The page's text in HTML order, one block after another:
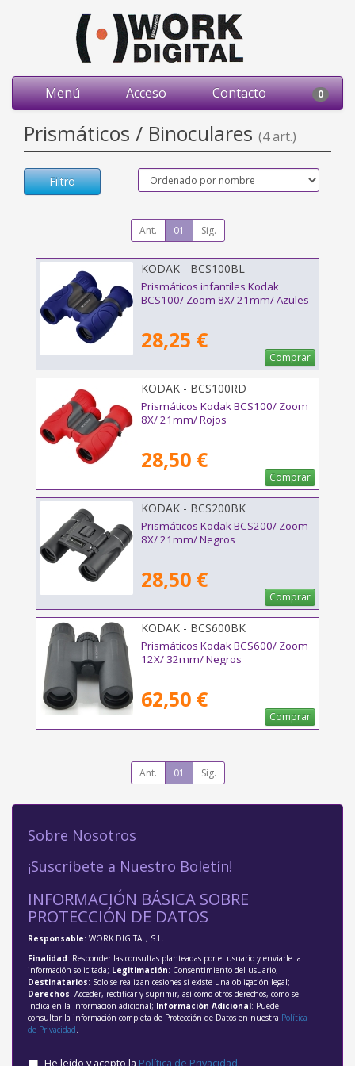
Menú Acceso Contacto 0
Prismáticos / Binoculares (4 art.)
Filtro
Ant. 01 Sig.
KODAK - BCS100BL
Prismáticos infantiles Kodak
BCS100/ Zoom 8X/ 21mm/ Azules
28,25 €
Comprar
KODAK - BCS100RD
Prismáticos Kodak BCS100/ Zoom
8X/ 21mm/ Rojos
28,50 €
Comprar
KODAK - BCS200BK
Prismáticos Kodak BCS200/ Zoom
8X/ 21mm/ Negros
28,50 €
Comprar
KODAK - BCS600BK
Prismáticos Kodak BCS600/ Zoom
12X/ 32mm/ Negros
62,50 €
Comprar
Ant. 01 Sig.
Sobre Nosotros
¡Suscríbete a Nuestro Boletín!
INFORMACIÓN BÁSICA SOBRE
PROTECCIÓN DE DATOS
Responsable: WORK DIGITAL, S.L.
Finalidad: Responder las consultas planteadas por el usuario y enviarle la
información solicitada; Legitimación: Consentimiento del usuario;
Destinatarios: Solo se realizan cesiones si existe una obligación legal;
Derechos: Acceder, rectificar y suprimir, así como otros derechos, como se
indica en la información adicional; Información Adicional: Puede
consultar la información completa de Protección de Datos en nuestra Política
de Privacidad.